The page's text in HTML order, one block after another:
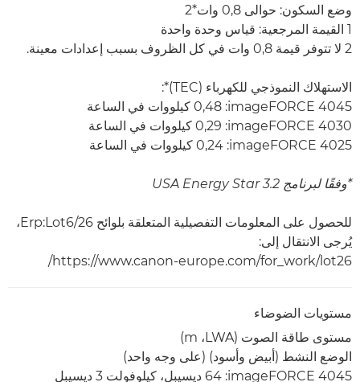
وضع السكون: حوالى 0,8 وات*2
‎1 القيمة المرجعية: قياس وحدة واحدة
‎2 لا تتوفر قيمة 0,8 وات في كل الظروف بسبب إعدادات معينة.
الاستهلاك النموذجي للكهرباء (TEC)*:
imageFORCE 4045: ‏0,48 كيلووات في الساعة
imageFORCE 4030: ‏0,29 كيلووات في الساعة
imageFORCE 4025: ‏0,24 كيلووات في الساعة
*وفقًا لبرنامج USA Energy Star 3.2
للحصول على المعلومات التفصيلية المتعلقة بلوائح Erp:Lot6/26،
يُرجى الانتقال إلى:
https://www.canon-europe.com/for_work/lot26/
مستويات الضوضاء
مستوى طاقة الصوت (LWA،‏ m)
الوضع النشط (أبيض وأسود) (على وجه واحد)
imageFORCE 4045‏: 64 ديسيبل، كيلوفولت 3 ديسيبل